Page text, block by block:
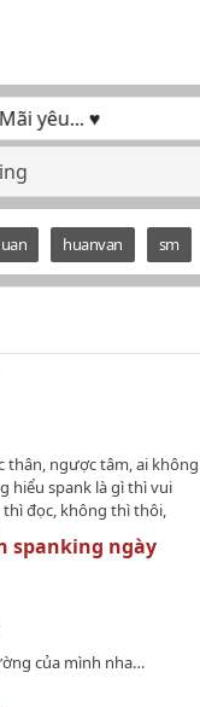
♥
huanvan sm
thân, ngược tâm, ai không
hiểu spank là gì thì vui
đọc, không thì thôi,
spanking ngày
của mình nha…